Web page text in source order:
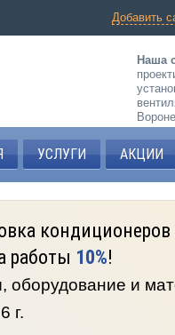
Добавить
Наша
УСЛУГИ АКЦИИ
кондиционеров
работы 10%!
оборудование и
г.